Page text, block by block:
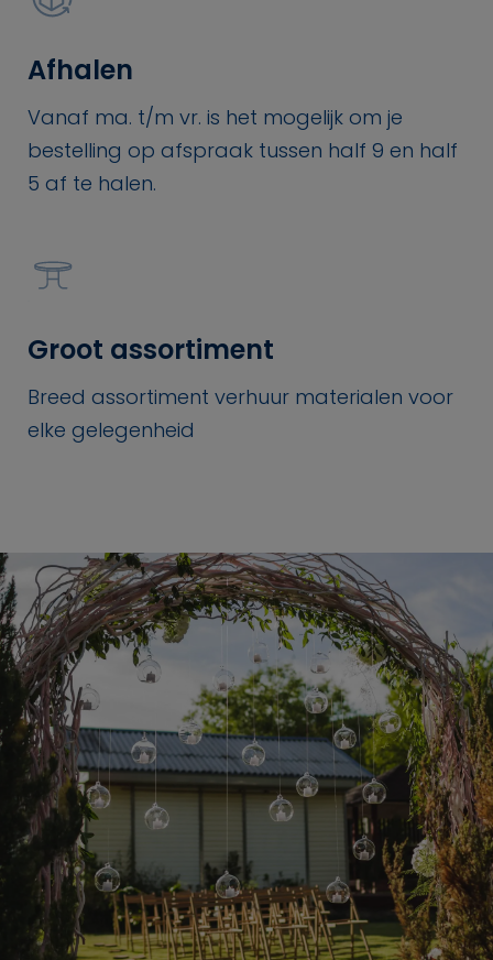
Afhalen
Vanaf ma. t/m vr. is het mogelijk om je
bestelling op afspraak tussen half 9 en half
5 af te halen.
Groot assortiment
Breed assortiment verhuur materialen voor
elke gelegenheid